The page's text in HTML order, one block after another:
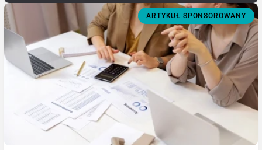
ARTYKUŁ SPONSOROWANY